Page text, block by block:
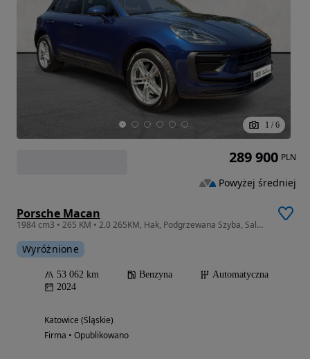
1 / 6
Porsche Macan
1984 cm3 • 265 KM • 2.0 265KM, Hak, Podgrzewana Szyba, Salon Polska, FV23%
Wyróżnione
53 062 km Benzyna
Automatyczna
2024
Katowice (Śląskie)
Firma • Opublikowano
289 900 PLN
Powyżej średniej